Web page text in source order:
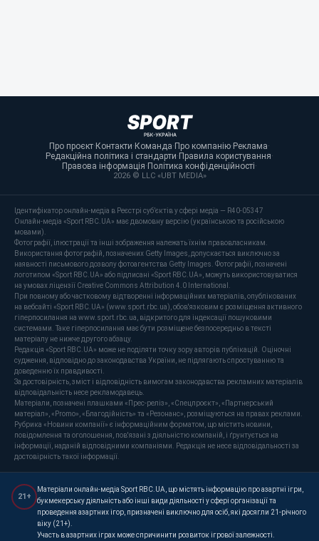
Про проєкт·Контакти·Команда·Про компанію·Реклама·
Редакційна політика і стандарти·Правила користування·
Правова інформація·Політика конфіденційності·
2026 © LLC «UBT MEDIA»
Ідентифікатор онлайн-медіа в Реєстрі суб’єктів у сфері медіа — R40-05347
Онлайн-медіа «Sport RBC.UA» має двомовну версію (українською та російською
мовами).
Фотографії, ілюстрації та інші зображення належать їхнім правовласникам.
Використання фотографій, позначених Getty Images, допускається виключно за
наявності письмового дозволу фотоагентства Getty Images. Фотографії, позначені
логотипом «Sport RBC.UA» або підписані «Sport RBC.UA», можуть використовуватися
на умовах ліцензії Creative Commons Attribution 4.0 International.
При повному або частковому відтворенні інформаційних матеріалів, опублікованих
на вебсайті «Sport RBC.UA» (www.sport.rbc.ua), обов'язковим є розміщення активного
гіперпосилання на www.sport.rbc.ua, відкритого для індексації пошуковими
системами. Таке гіперпосилання має бути розміщене безпосередньо в тексті
матеріалу не нижче другого абзацу.
Редакція «Sport RBC.UA» може не поділяти точку зору авторів публікацій. Оціночні
судження, відповідно до законодавства України, не підлягають спростуванню та
доведенню їх правдивості.
За достовірність, зміст і відповідність вимогам законодавства рекламних матеріалів
відповідальність несе рекламодавець.
Матеріали, позначені плашками «Прес-реліз», «Спецпроєкт», «Партнерський
матеріал», «Promo», «Благодійність» та «Резонанс», розміщуються на правах реклами.
Рубрика «Новини компанії» є інформаційним форматом, що містить новини,
повідомлення та оголошення, пов'язані з діяльністю компаній, і ґрунтується на
інформації, наданій відповідними компаніями. Редакція не несе відповідальності за
достовірність такої інформації.
21+
Матеріали онлайн-медіа Sport RBC.UA, що містять інформацію про азартні ігри,
букмекерську діяльність або інші види діяльності у сфері організації та
проведення азартних ігор, призначені виключно для осіб, які досягли 21-річного
віку (21+).
Участь в азартних іграх може спричинити розвиток ігрової залежності.